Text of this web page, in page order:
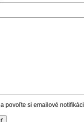
a povoľte si emailové